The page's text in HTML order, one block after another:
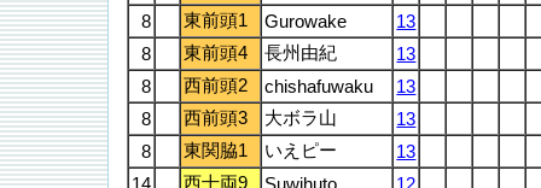
8
東前頭1 Gurowake
13
8
東前頭4 長州由紀
13
8
西前頭2 chishafuwaku
13
8
西前頭3 大ボラ山
13
8
東関脇1 いえピー
13
14
西十両9 Suwihuto
12